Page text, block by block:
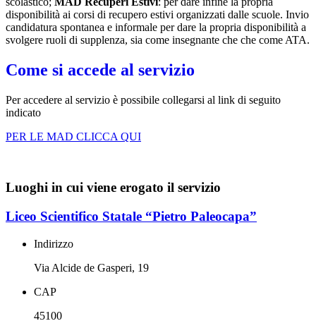
disponibilità ai corsi di recupero estivi organizzati dalle scuole. Invio
candidatura spontanea e informale per dare la propria disponibilità a
svolgere ruoli di supplenza, sia come insegnante che che come ATA.
Come si accede al servizio
Per accedere al servizio è possibile collegarsi al link di seguito
indicato
PER LE MAD CLICCA QUI
Luoghi in cui viene erogato il servizio
Liceo Scientifico Statale “Pietro Paleocapa”
Indirizzo
Via Alcide de Gasperi, 19
CAP
45100